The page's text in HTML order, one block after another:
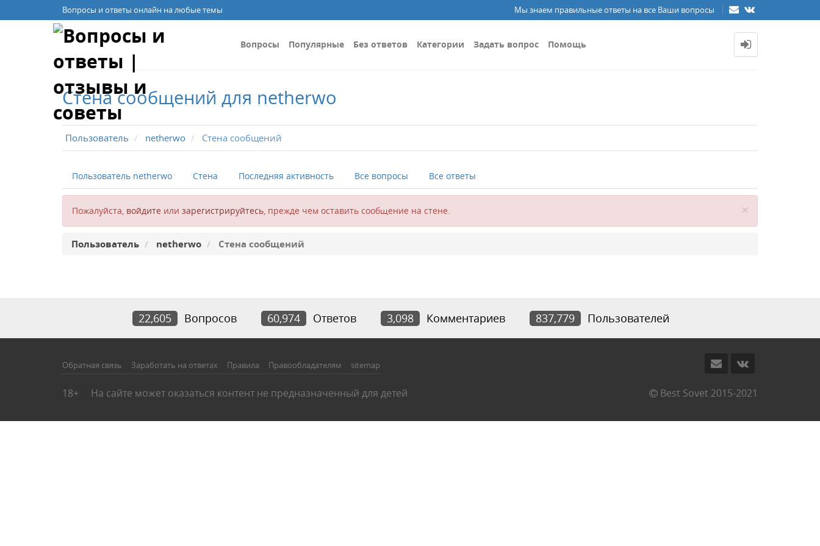
Вопросы и ответы онлайн на любые темы Мы знаем правильные ответы на все Ваши вопросы
Вопросы Популярные Без ответов Категории Задать вопрос Помощь
Стена сообщений для netherwo
Пользователь netherwo Стена сообщений
Пользователь netherwo Стена Последняя активность Все вопросы Все ответы
Пожалуйста, войдите или зарегистрируйтесь, прежде чем оставить сообщение на стене. ×
Пользователь netherwo Стена сообщений
22,605 Вопросов 60,974 Ответов 3,098 Комментариев 837,779 Пользователей
Обратная связь Заработать на ответах Правила Правообладателям sitemap
18+ На сайте может оказаться контент не предназначенный для детей Best Sovet 2015-2021